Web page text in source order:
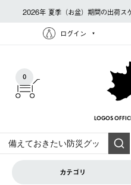
2026年 夏季（お盆）期間の出荷ス
ログイン
0
LOGOS
カテゴリ